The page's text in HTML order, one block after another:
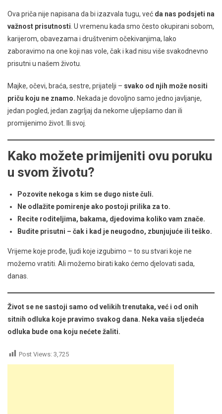
Ova priča nije napisana da bi izazvala tugu, već da nas podsjeti na
važnost prisutnosti . U vremenu kada smo često okupirani sobom,
karijerom, obavezama i društvenim očekivanjima, lako
zaboravimo na one koji nas vole, čak i kad nisu više svakodnevno
prisutni u našem životu.
Majke, očevi, braća, sestre, prijatelji – svako od njih može nositi
priču koju ne znamo. Nekada je dovoljno samo jedno javljanje,
jedan pogled, jedan zagrljaj da nekome uljepšamo dan ili
promijenimo život. Ili svoj.
Kako možete primijeniti ovu poruku
u svom životu?
Pozovite nekoga s kim se dugo niste čuli.
Ne odlažite pomirenje ako postoji prilika za to.
Recite roditeljima, bakama, djedovima koliko vam znače.
Budite prisutni – čak i kad je neugodno, zbunjujuće ili teško.
Vrijeme koje prođe, ljudi koje izgubimo – to su stvari koje ne
možemo vratiti. Ali možemo birati kako ćemo djelovati sada,
danas.
Život se ne sastoji samo od velikih trenutaka, već i od onih
sitnih odluka koje pravimo svakog dana. Neka vaša sljedeća
odluka bude ona koju nećete žaliti.
Post Views: 3,725